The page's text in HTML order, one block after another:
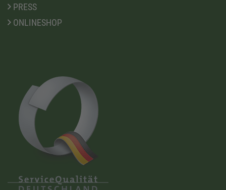
PRESS
ONLINESHOP